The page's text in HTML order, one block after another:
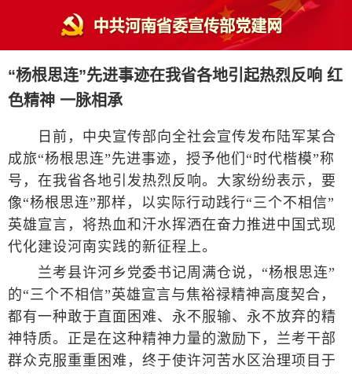
“杨根思连”先进事迹在我省各地引起热烈反响 红
色精神 一脉相承
日前，中央宣传部向全社会宣传发布陆军某合
成旅“杨根思连”先进事迹，授予他们“时代楷模”称
号，在我省各地引发热烈反响。大家纷纷表示，要
像“杨根思连”那样，以实际行动践行“三个不相信”
英雄宣言，将热血和汗水挥洒在奋力推进中国式现
代化建设河南实践的新征程上。
兰考县许河乡党委书记周满仓说，“杨根思连”
的“三个不相信”英雄宣言与焦裕禄精神高度契合，
都有一种敢于直面困难、永不服输、永不放弃的精
神特质。正是在这种精神力量的激励下，兰考干部
群众克服重重困难，终于使许河苦水区治理项目于